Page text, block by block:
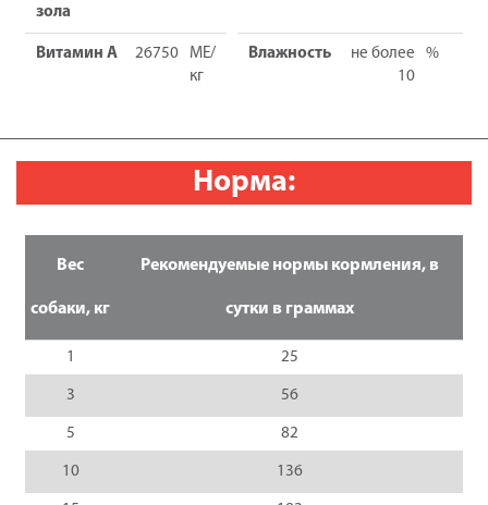
зола
Витамин А 26750
МЕ/
кг
Влажность
не более
10
%
Норма:
Вес
собаки, кг
Рекомендуемые нормы кормления, в
сутки в граммах
1 25
3 56
5 82
10 136